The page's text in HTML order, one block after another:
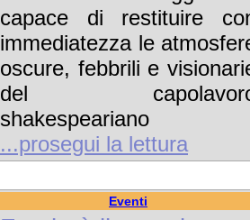
capace di restituire
immediatezza le
oscure, febbrili e
del
shakespeariano
...prosegui la lettura
Eventi